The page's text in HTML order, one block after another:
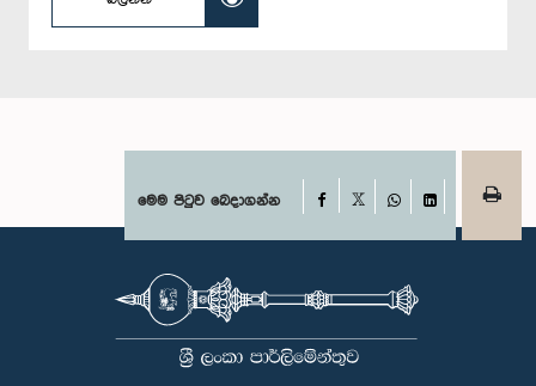
මෙම පිටුව බෙදාගන්න Facebook